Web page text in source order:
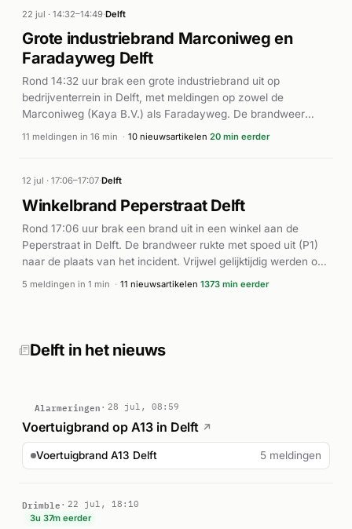
is onder controle gebracht zonder melding van gewonden.
22 jul · 14:32–14:49·Delft
Grote industriebrand Marconiweg en
Faradayweg Delft
Rond 14:32 uur brak een grote industriebrand uit op
bedrijventerrein in Delft, met meldingen op zowel de
Marconiweg (Kaya B.V.) als Faradayweg. De brandweer
rukkte onmiddellijk uit met hoge prioriteit en zette meerdere
slaagde de brandweer erin overslag naar naburige bedrijven
te voorkomen. De brand veroorzaakte grote zwarte
rookwolken die in de wijde omgeving zichtbaar waren.
Omroep Delft meldde flinke vlammen en intense rook. De
brandweer bleef gedurende de burst voortdurend eenheden
inzetten en versterkingen aanvragen tot minstens 14:49 uur.
11 meldingen in 16 min · 10 nieuwsartikelen 20 min eerder
12 jul · 17:06–17:07·Delft
Winkelbrand Peperstraat Delft
Rond 17:06 uur brak een brand uit in een winkel aan de
Peperstraat in Delft. De brandweer rukte met spoed uit (P1)
naar de plaats van het incident. Vrijwel gelijktijdig werden ook
twee ambulances gealarmeerd, wat wijst op mogelijke
omvang van de brand en eventuele slachtoffers zijn niet
bekendgemaakt.
5 meldingen in 1 min · 11 nieuwsartikelen 1373 min eerder
Delft in het nieuws
Alarmeringen 28 jul, 08:59
Voertuigbrand op A13 in Delft ↗
Voertuigbrand A13 Delft 5 meldingen
Drimble
22 jul, 18:10
3u 37m eerder